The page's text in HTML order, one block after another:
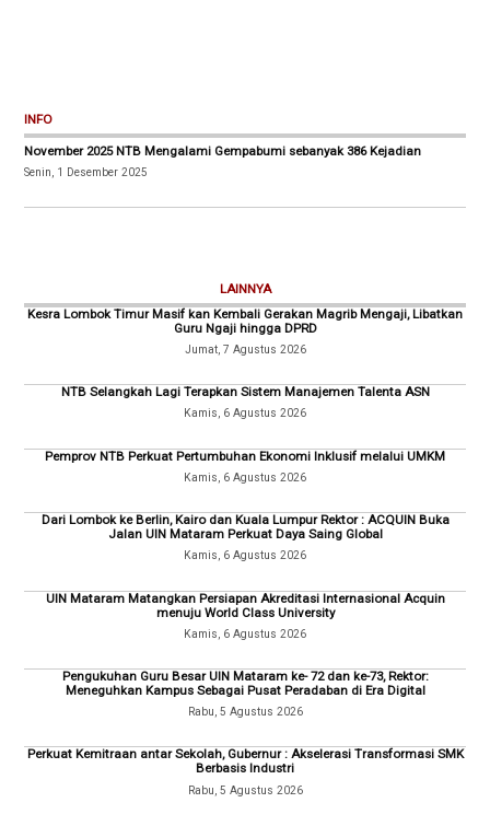
INFO
November 2025 NTB Mengalami Gempabumi sebanyak 386 Kejadian
Senin, 1 Desember 2025
LAINNYA
Kesra Lombok Timur Masif kan Kembali Gerakan Magrib Mengaji, Libatkan
Guru Ngaji hingga DPRD
Jumat, 7 Agustus 2026
NTB Selangkah Lagi Terapkan Sistem Manajemen Talenta ASN
Kamis, 6 Agustus 2026
Pemprov NTB Perkuat Pertumbuhan Ekonomi Inklusif melalui UMKM
Kamis, 6 Agustus 2026
Dari Lombok ke Berlin, Kairo dan Kuala Lumpur Rektor : ACQUIN Buka
Jalan UIN Mataram Perkuat Daya Saing Global
Kamis, 6 Agustus 2026
UIN Mataram Matangkan Persiapan Akreditasi Internasional Acquin
menuju World Class University
Kamis, 6 Agustus 2026
Pengukuhan Guru Besar UIN Mataram ke- 72 dan ke-73, Rektor:
Meneguhkan Kampus Sebagai Pusat Peradaban di Era Digital
Rabu, 5 Agustus 2026
Perkuat Kemitraan antar Sekolah, Gubernur : Akselerasi Transformasi SMK
Berbasis Industri
Rabu, 5 Agustus 2026